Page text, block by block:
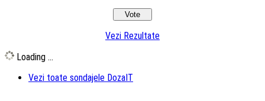
Vezi Rezultate
Loading ...
Vezi toate sondajele DozaIT